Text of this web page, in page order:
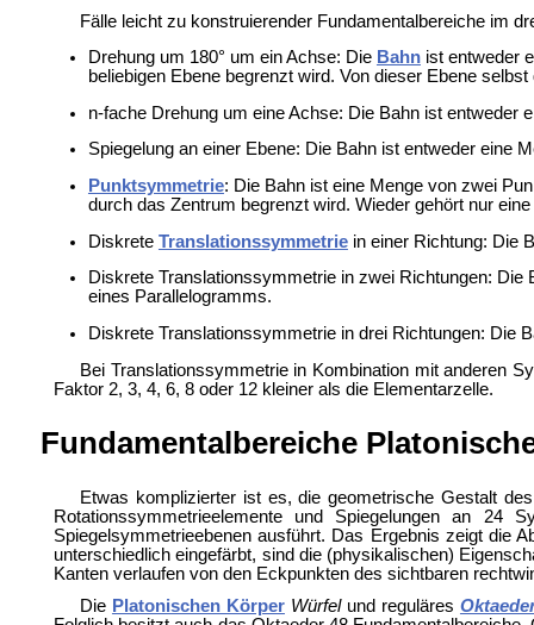
Fälle leicht zu konstruierender Fundamentalbereiche im
Drehung um 180° um ein Achse: Die Bahnist entweder
beliebigen Ebene begrenzt wird. Von dieser Ebene
n-fache Drehung um eine Achse: Die Bahn ist entweder
Spiegelung an einer Ebene: Die Bahn ist entweder eine
Punktsymmetrie: Die Bahn ist eine Menge von zwei
durch das Zentrum begrenzt wird. Wieder gehört nur
Diskrete Translationssymmetriein einer Richtung: Die
Diskrete Translationssymmetrie in zwei Richtungen:
eines Parallelogramms.
Diskrete Translationssymmetrie in drei Richtungen: Die
Bei Translationssymmetrie in Kombination mit anderen
Faktor 2, 3, 4, 6, 8 oder 12 kleiner als die Elementarzelle.
Fundamentalbereiche
Etwas komplizierter ist es, die geometrische Gestalt
Rotationssymmetrieelemente und Spiegelungen an 24
Spiegelsymmetrieebenen ausführt. Das Ergebnis zeigt die
unterschiedlich eingefärbt, sind die (physikalischen)
Kanten verlaufen von den Eckpunkten des sichtbaren
Die Platonischen Körper Würfelund reguläres